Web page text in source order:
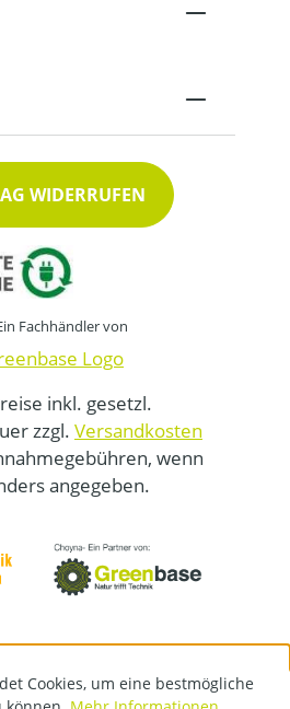
WIDERRUFEN
Fachhändler von
inkl. gesetzl.
zzgl. Versandkosten
wenn
angegeben.
Cookies, um eine bestmögliche